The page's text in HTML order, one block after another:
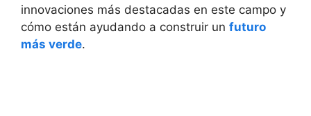
innovaciones más destacadas en este campo y
cómo están ayudando a construir un futuro
más verde.